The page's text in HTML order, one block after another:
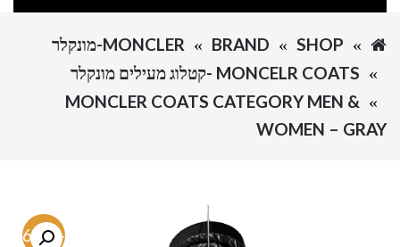
SHOP
BRAND
MONCLER-מונקלר
MONCELR COATS -קטלוג מעילים מונקלר
MONCLER COATS CATEGORY MEN &
WOMEN – GRAY
-76.5%